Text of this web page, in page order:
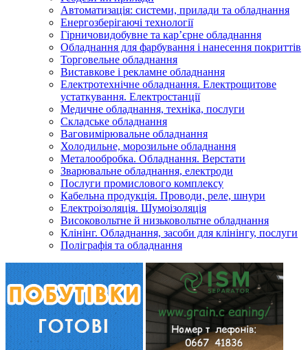
Автоматизація: системи, прилади та обладнання
Енергозберігаючі технології
Гірничовидобувне та кар’єрне обладнання
Обладнання для фарбування і нанесення покриттів
Торговельне обладнання
Виставкове і рекламне обладнання
Електротехнічне обладнання. Електрощитове
устаткування. Електростанції
Медичне обладнання, техніка, послуги
Складське обладнання
Ваговимірювальне обладнання
Холодильне, морозильне обладнання
Металообробка. Обладнання. Верстати
Зварювальне обладнання, електроди
Послуги промислового комплексу
Кабельна продукція. Проводи, реле, шнури
Електроізоляція. Шумоізоляція
Високовольтне й низьковольтне обладнання
Клінінг. Обладнання, засоби для клінінгу, послуги
Поліграфія та обладнання